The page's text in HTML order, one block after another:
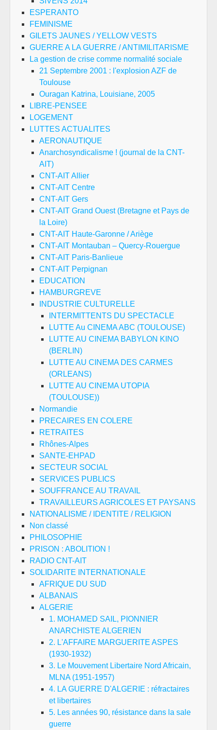
ESPERANTO
FEMINISME
GILETS JAUNES / YELLOW VESTS
GUERRE A LA GUERRE / ANTIMILITARISME
La gestion de crise comme normalité sociale
21 Septembre 2001 : l'explosion AZF de
Toulouse
Ouragan Katrina, Louisiane, 2005
LIBRE-PENSEE
LOGEMENT
LUTTES ACTUALITES
AERONAUTIQUE
Anarchosyndicalisme ! (journal de la CNT-
AIT)
CNT-AIT Allier
CNT-AIT Centre
CNT-AIT Gers
CNT-AIT Grand Ouest (Bretagne et Pays de
la Loire)
CNT-AIT Haute-Garonne / Ariège
CNT-AIT Montauban – Quercy-Rouergue
CNT-AIT Paris-Banlieue
CNT-AIT Perpignan
EDUCATION
HAMBURGREVE
INDUSTRIE CULTURELLE
INTERMITTENTS DU SPECTACLE
LUTTE Au CINEMA ABC (TOULOUSE)
LUTTE AU CINEMA BABYLON KINO
(BERLIN)
LUTTE AU CINEMA DES CARMES
(ORLEANS)
LUTTE AU CINEMA UTOPIA
(TOULOUSE))
Normandie
PRECAIRES EN COLERE
RETRAITES
Rhônes-Alpes
SANTE-EHPAD
SECTEUR SOCIAL
SERVICES PUBLICS
SOUFFRANCE AU TRAVAIL
TRAVAILLEURS AGRICOLES ET PAYSANS
NATIONALISME / IDENTITE / RELIGION
Non classé
PHILOSOPHIE
PRISON : ABOLITION !
RADIO CNT-AIT
SOLIDARITE INTERNATIONALE
AFRIQUE DU SUD
ALBANAIS
ALGERIE
1. MOHAMED SAIL, PIONNIER
ANARCHISTE ALGERIEN
2. L'AFFAIRE MARGUERITE ASPES
(1930-1932)
3. Le Mouvement Libertaire Nord Africain,
MLNA (1951-1957)
4. LA GUERRE D'ALGERIE : réfractaires
et libertaires
5. Les années 90, résistance dans la sale
guerre